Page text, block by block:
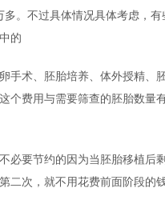
。不过具体情况具体考虑，有
的
手术、胚胎培养、体外授精、
个费用与需要筛查的胚胎数量
必要节约的因为当胚胎移植后
二次，就不用花费前面阶段的